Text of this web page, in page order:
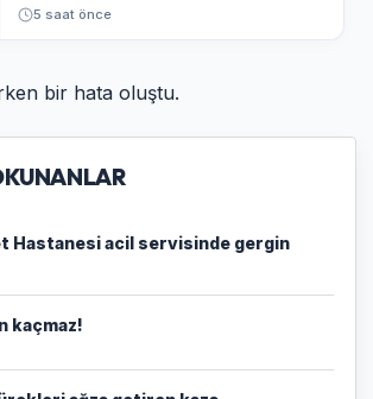
5 saat önce
bir hata oluştu.
Hastanesi acil servisinde gergin
kaçmaz!